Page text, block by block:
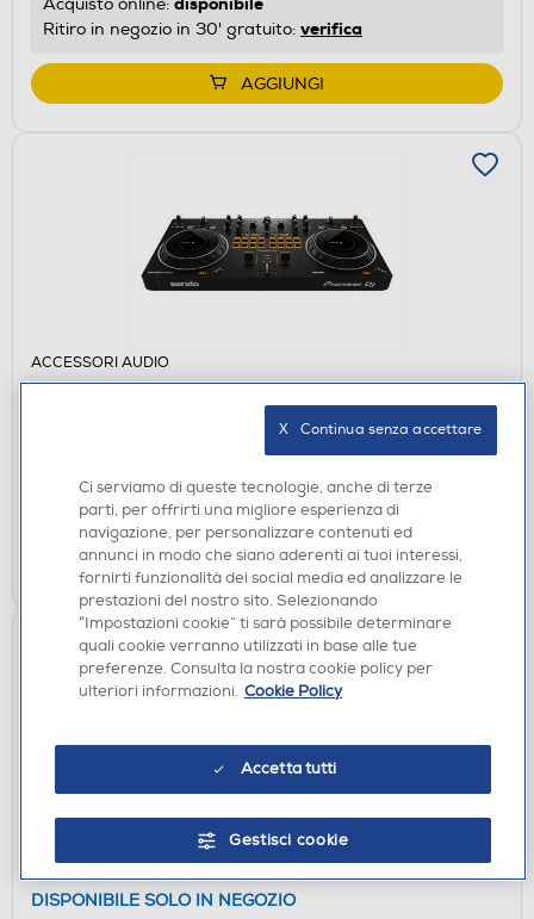
Ritiro in negozio in 30' gratuito: verifica
AGGIUNGI
ACCESSORI AUDIO
PIONEER - DJ console DDJ-REV1-Nero
Acquisto online:disponibile
Ritiro in negozio:non disponibile
AGGIUNGI
SONOS - STAND PER ERA 300-Bianco
DISPONIBILE SOLO IN NEGOZIO
Ci serviamo di queste tecnologie, anche di terze
parti, per offrirti una migliore esperienza di
navigazione, per personalizzare contenuti ed
annunci in modo che siano aderenti ai tuoi interessi,
fornirti funzionalità dei social media ed analizzare le
prestazioni del nostro sito. Selezionando
“Impostazioni cookie” ti sarà possibile determinare
quali cookie verranno utilizzati in base alle tue
preferenze. Consulta la nostra cookie policy per
ulteriori informazioni. Cookie Policy
Accetta tutti
Gestisci cookie
X   Continua senza accettare